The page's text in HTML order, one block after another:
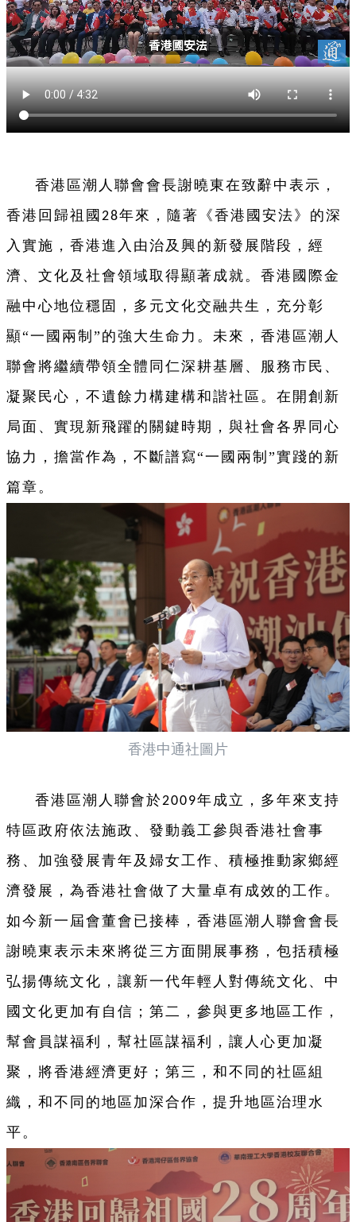
香港區潮人聯會會長謝曉東在致辭中表示，
香港回歸祖國 28年來，隨著《香港國安法》的深
入實施，香港進入由治及興的新發展階段，經
濟、文化及社會領域取得顯著成就。香港國際金
融中心地位穩固，多元文化交融共生，充分彰
顯“一國兩制”的強大生命力。未來，香港區潮人
聯會將繼續帶領全體同仁深耕基層、服務市民、
凝聚民心，不遺餘力構建構和諧社區。在開創新
局面、實現新飛躍的關鍵時期，與社會各界同心
協力，擔當作為，不斷譜寫“一國兩制”實踐的新
篇章。
香港中通社圖片
香港區潮人聯會於2009年成立，多年來支持
特區政府依法施政、發動義工參與香港社會事
務、加強發展青年及婦女工作、積極推動家鄉經
濟發展，為香港社會做了大量卓有成效的工作。
如今新一屆會董會已接棒，香港區潮人聯會會長
謝曉東表示未來將從三方面開展事務，包括積極
弘揚傳統文化，讓新一代年輕人對傳統文化、中
國文化更加有自信；第二，參與更多地區工作，
幫會員謀福利，幫社區謀福利，讓人心更加凝
聚，將香港經濟更好；第三，和不同的社區組
織，和不同的地區加深合作，提升地區治理水
平。